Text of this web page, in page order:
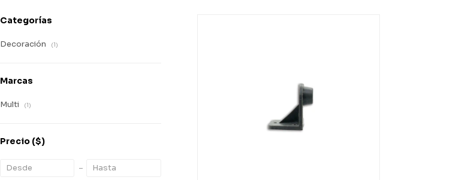
Categorías
Decoración (1)
Marcas
Multi (1)
Precio ($)